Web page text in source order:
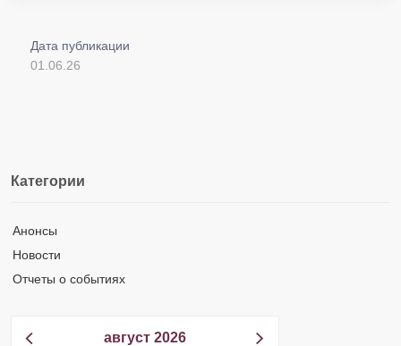
Дата публикации
01.06.26
Категории
Анонсы
Новости
Отчеты о событиях
август 2026